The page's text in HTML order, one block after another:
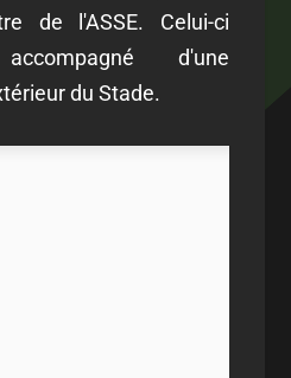
de l'ASSE. Celui-ci
d'une
du Stade.